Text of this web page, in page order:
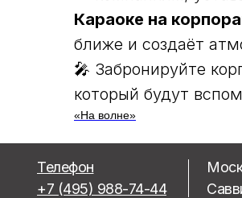
Караоке на
ближе и создаёт
🎤 Забронируйте
который будут
«На волне»
Телефон
+7 (495) 988-74-44